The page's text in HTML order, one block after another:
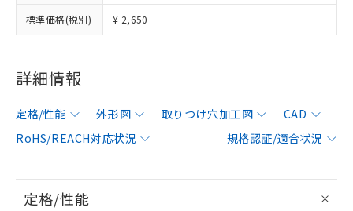
標準価格(税別) ¥ 2,650
詳細情報
定格/性能 外形図 取りつけ穴加工図
CAD
RoHS/REACH対応状況
規格認証/適合状況
定格/性能